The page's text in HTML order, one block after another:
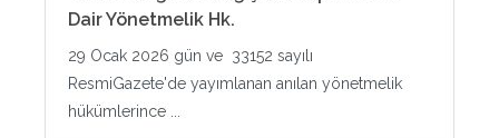
Dair Yönetmelik Hk.
29 Ocak 2026 gün ve 33152 sayılı
ResmiGazete'de yayımlanan anılan yönetmelik
hükümlerince ...